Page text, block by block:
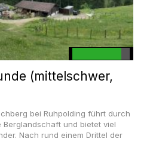
(mittelschwer,
bei Ruhpolding führt durch
und bietet viel
Nach rund einem Drittel der